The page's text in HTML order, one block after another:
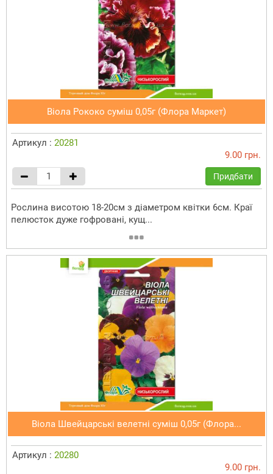
Віола Рококо суміш 0,05г (Флора Маркет)
Артикул : 20281
9.00 грн.
Придбати
Рослина висотою 18-20см з діаметром квітки 6см. Краї
пелюсток дуже гофровані, кущ...
Віола Швейцарські велетні суміш 0,05г (Флора...
Артикул : 20280
9.00 грн.